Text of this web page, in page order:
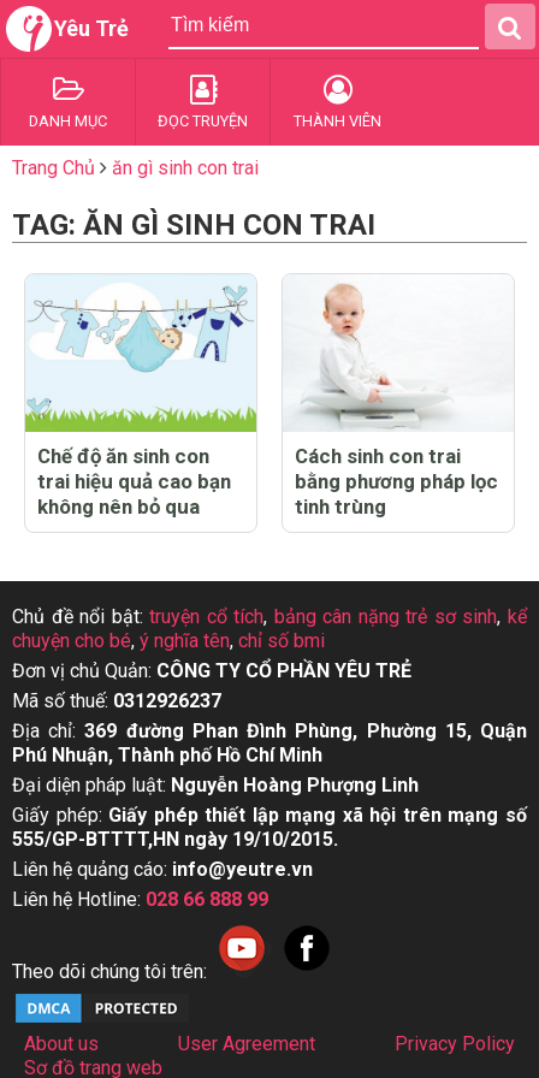
Yêu Trẻ
DANH MỤC ĐỌC TRUYỆN THÀNH VIÊN
Trang Chủ ăn gì sinh con trai
TAG: ĂN GÌ SINH CON TRAI
Chế độ ăn sinh con
trai hiệu quả cao bạn
không nên bỏ qua
Cách sinh con trai
bằng phương pháp lọc
tinh trùng
Chủ đề nổi bật:truyện cổ tích, bảng cân nặng trẻ sơ sinh,kể
chuyện cho bé, ý nghĩa tên, chỉ số bmi
Đơn vị chủ Quản: CÔNG TY CỔ PHẦN YÊU TRẺ
Mã số thuế: 0312926237
Địa chỉ:369 đường Phan Đình Phùng, Phường 15, Quận
Phú Nhuận, Thành phố Hồ Chí Minh
Đại diện pháp luật: Nguyễn Hoàng Phượng Linh
Giấy phép: Giấy phép thiết lập mạng xã hội trên mạng số
555/GP-BTTTT,HN ngày 19/10/2015.
Liên hệ quảng cáo: info@yeutre.vn
Liên hệ Hotline: 028 66 888 99
Theo dõi chúng tôi trên:
About us User Agreement
Privacy Policy
Sơ đồ trang web